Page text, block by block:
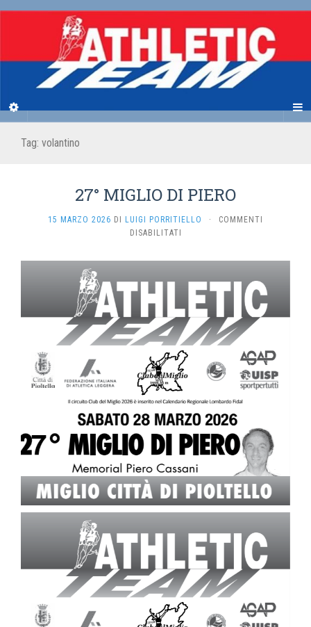
Tag: volantino
27° MIGLIO DI PIERO
15 MARZO 2026 DI LUIGI PORRITIELLO ·
COMMENTI
DISABILITATI
PIERO